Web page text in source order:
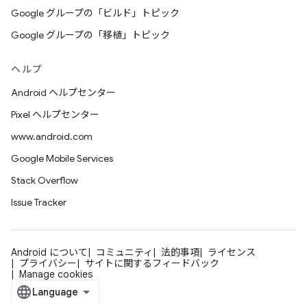
Google グループの「ビルド」トピック
Google グループの「移植」トピック
ヘルプ
Android ヘルプセンター
Pixel ヘルプセンター
www.android.com
Google Mobile Services
Stack Overflow
Issue Tracker
Android について コミュニティ 法的事項
ライセンス
プライバシー
サイトに関するフィードバック
Manage cookies